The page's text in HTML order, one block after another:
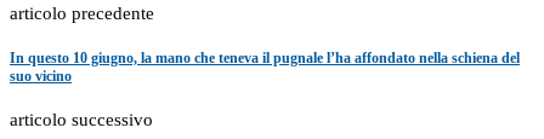
articolo precedente
In questo 10 giugno, la mano che teneva il pugnale l’ha affondato nella schiena del
suo vicino
articolo successivo